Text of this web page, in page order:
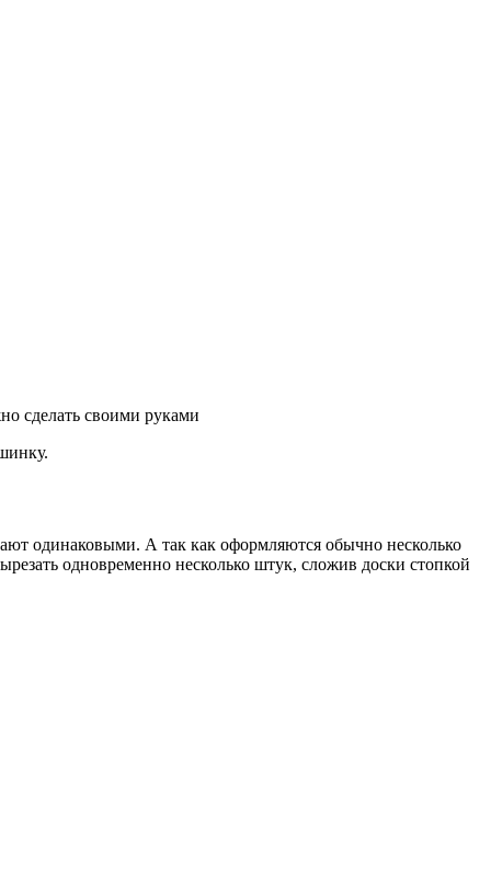
сделать своими руками
одинаковыми. А так как оформляются обычно несколько
одновременно несколько штук, сложив доски стопкой